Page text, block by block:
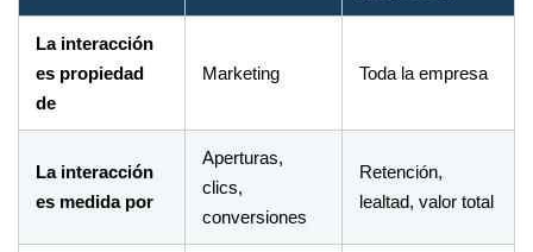
La interacción
es propiedad
de
Marketing Toda la empresa
La interacción
es medida por
Aperturas,
clics,
conversiones
Retención,
lealtad, valor total